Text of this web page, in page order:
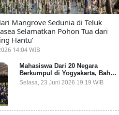
Mangrove Sedunia di Teluk
Selamatkan Pohon Tua dari
Hantu’
14:04 WIB
Mahasiswa Dari 20 Negara
Berkumpul di Yogyakarta, Bahas
Mitigasi Ancaman Kesehatan
Global
Selasa, 23 Juni 2026 19:19 WIB